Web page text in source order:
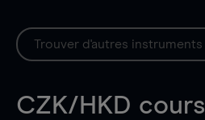
CZK/HKD cours